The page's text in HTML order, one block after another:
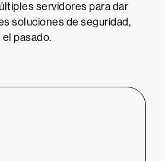
servidores para dar
soluciones de seguridad,
pasado.